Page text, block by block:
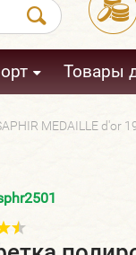
Товары
MEDAILLE d'or